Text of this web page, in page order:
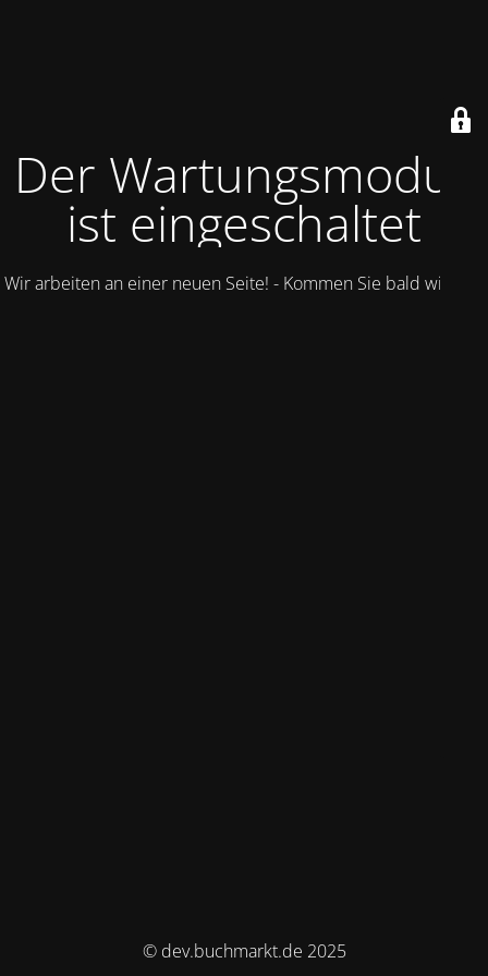
Der Wartungsmodus
ist eingeschaltet
Wir arbeiten an einer neuen Seite! - Kommen Sie bald wieder.
© dev.buchmarkt.de 2025